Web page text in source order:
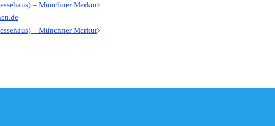
– Münchner Merkur
– Münchner Merkur